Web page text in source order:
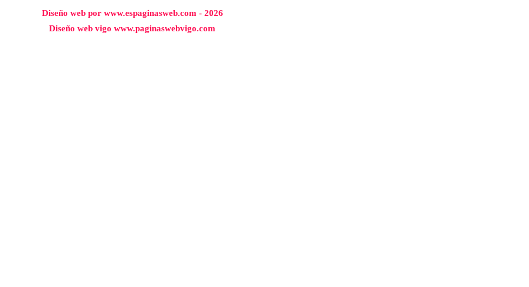
Diseño web por www.espaginasweb.com - 2026
Diseño web vigo www.paginaswebvigo.com